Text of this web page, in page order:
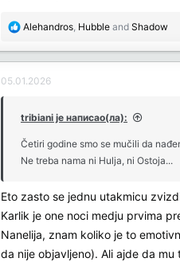
R
t
o
s
:
Alehandros, Hubble and Shadow
05.01.2026
tribiani је написао(ла):
Četiri godine smo se mučili da
Ne treba nama ni Hulja, ni Ostoja...
Eto zasto se jednu utakmicu
Karlik je one noci medju prvima
Nanelija, znam koliko je to
da nije objavljeno). Ali ajde da